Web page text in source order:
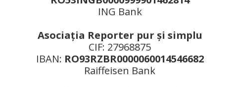
ING Bank
Asociaţia Reporter pur şi simplu
CIF: 27968875
IBAN: RO93RZBR0000060014546682
Raiffeisen Bank